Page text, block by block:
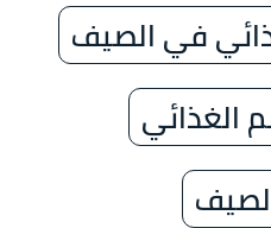
في الصيف
الغذائي